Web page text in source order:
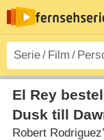
El Rey
Dusk till
Robert